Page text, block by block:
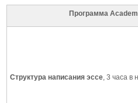
Программа
Структура написания эссе , 3 часа в